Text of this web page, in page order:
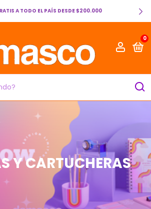
BIENVENIDOS A NUESTRA TIENDA!
0
Y CARTUCHERAS